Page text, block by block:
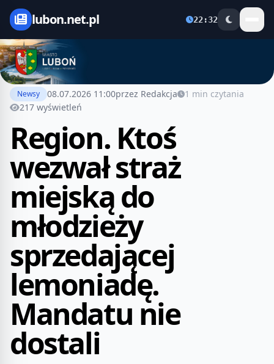
lubon.net.pl 22:32
Newsy 08.07.2026 11:00przez Redakcja
1 min czytania
217 wyświetleń
Region. Ktoś
wezwał straż
miejską do
młodzieży
sprzedającej
lemoniadę.
Mandatu nie
dostali